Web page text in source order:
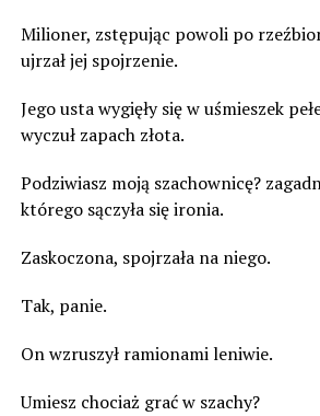
Milioner, zstępując powoli po
ujrzał jej spojrzenie.
Jego usta wygięły się w uśmieszek
wyczuł zapach złota.
Podziwiasz moją szachownicę?
którego sączyła się ironia.
Zaskoczona, spojrzała na niego.
Tak, panie.
On wzruszył ramionami leniwie.
Umiesz chociaż grać w szachy?